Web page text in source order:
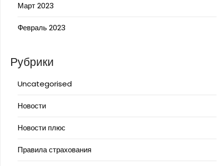
Март 2023
Февраль 2023
Рубрики
Uncategorised
Новости
Новости плюс
Правила страхования